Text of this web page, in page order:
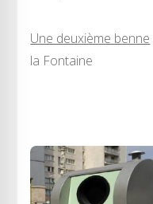
Une deuxième benne
la Fontaine